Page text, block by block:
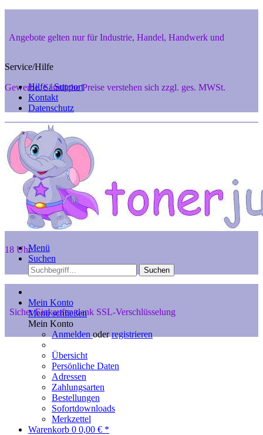
Angebote gelten nur für Industrie, Handel, Handwerk und
Gewerbe. Sämtliche Preise verstehen sich zzgl. ges. MWSt.
Private Endverbraucher aus 48346 Ostbevern und 48291 Telgte
können aber gerne telef. anfragen unter 02532-7242, Mo. - Fr. 8 -
18 Uhr
Sicher Einkaufen dank SSL-Verschlüsselung
Service/Hilfe
Hilfe / Support
Kontakt
Datenschutz
Menü
Suchen
Suchen
Mein Konto
Menü schließen
Mein Konto
Anmelden oderregistrieren
Übersicht
Persönliche Daten
Adressen
Zahlungsarten
Bestellungen
Sofortdownloads
Merkzettel
Warenkorb 0 0,00 € *